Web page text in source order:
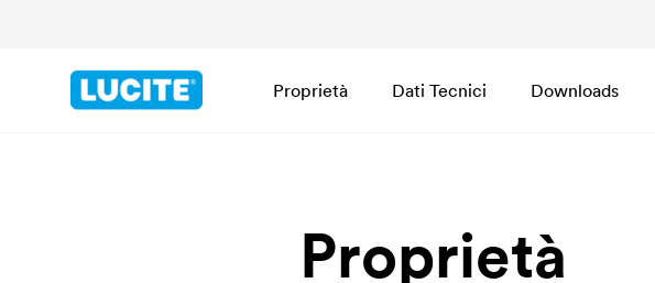
Proprietà Dati Tecnici Downloads
Proprietà